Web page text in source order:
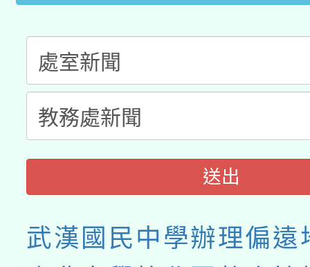
業成長研習」實施計畫
送出
武漢國民中學辦理偏遠